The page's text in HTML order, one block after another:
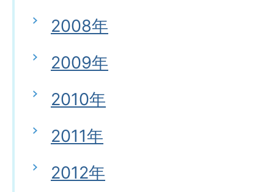
2008年
2009年
2010年
2011年
2012年